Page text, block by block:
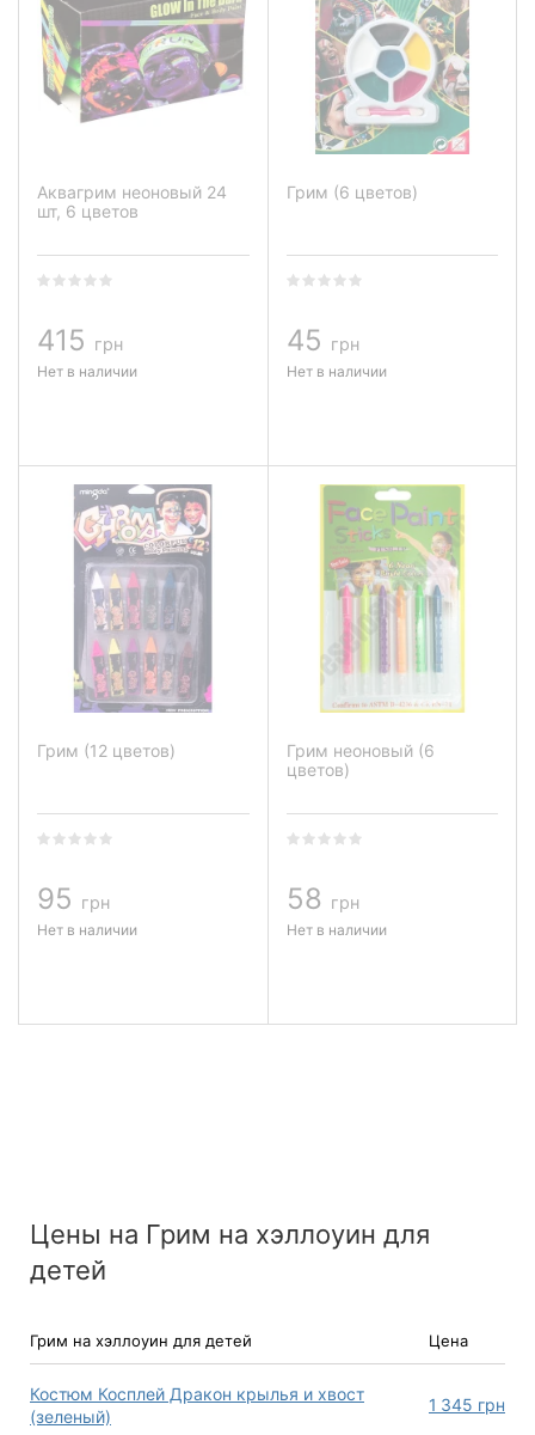
Цены на Грим на хэллоуин для
детей
Грим на хэллоуин для детей Цена
Костюм Косплей Дракон крылья и хвост
(зеленый)
1 345 грн
Аквагрим неоновый 24
шт, 6 цветов
415 грн
Нет в наличии
Грим (6 цветов)
45 грн
Нет в наличии
Грим (12 цветов)
95 грн
Нет в наличии
Грим неоновый (6
цветов)
58 грн
Нет в наличии